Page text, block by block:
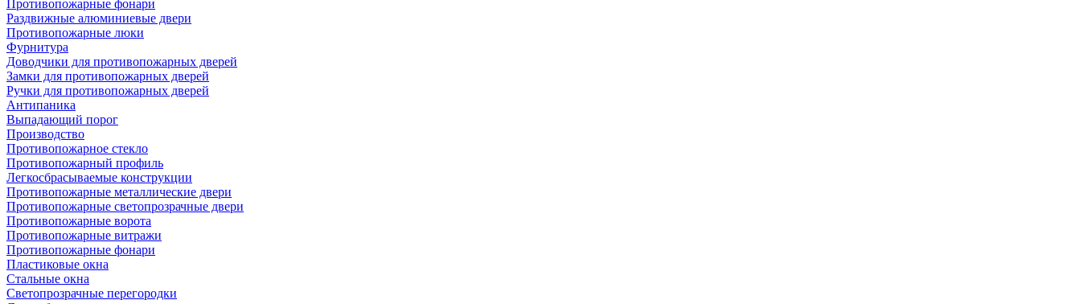
Противопожарные фонари
Раздвижные алюминиевые двери
Противопожарные люки
Фурнитура
Доводчики для противопожарных дверей
Замки для противопожарных дверей
Ручки для противопожарных дверей
Антипаника
Выпадающий порог
Производство
Противопожарное стекло
Противопожарный профиль
Легкосбрасываемые конструкции
Противопожарные металлические двери
Противопожарные светопрозрачные двери
Противопожарные ворота
Противопожарные витражи
Противопожарные фонари
Пластиковые окна
Стальные окна
Светопрозрачные перегородки